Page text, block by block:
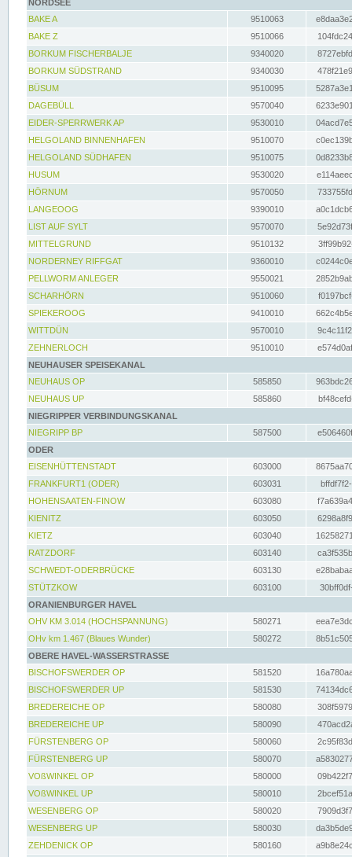
NORDSEE
BAKE A
9510063
BAKE Z
9510066
BORKUM FISCHERBALJE
9340020
BORKUM SÜDSTRAND
9340030
BÜSUM
9510095
DAGEBÜLL
9570040
EIDER-SPERRWERK AP
9530010
HELGOLAND BINNENHAFEN
9510070
HELGOLAND SÜDHAFEN
9510075
HUSUM
9530020
HÖRNUM
9570050
LANGEOOG
9390010
LIST AUF SYLT
9570070
MITTELGRUND
9510132
NORDERNEY RIFFGAT
9360010
PELLWORM ANLEGER
9550021
SCHARHÖRN
9510060
SPIEKEROOG
9410010
WITTDÜN
9570010
ZEHNERLOCH
9510010
NEUHAUSER SPEISEKANAL
NEUHAUS OP
585850
NEUHAUS UP
585860
NIEGRIPPER VERBINDUNGSKANAL
NIEGRIPP BP
587500
ODER
EISENHÜTTENSTADT
603000
FRANKFURT1 (ODER)
603031
HOHENSAATEN-FINOW
603080
KIENITZ
603050
KIETZ
603040
RATZDORF
603140
SCHWEDT-ODERBRÜCKE
603130
STÜTZKOW
603100
ORANIENBURGER HAVEL
OHV KM 3.014 (HOCHSPANNUNG)
580271
OHv km 1.467 (Blaues Wunder)
580272
OBERE HAVEL-WASSERSTRASSE
BISCHOFSWERDER OP
581520
BISCHOFSWERDER UP
581530
BREDEREICHE OP
580080
BREDEREICHE UP
580090
FÜRSTENBERG OP
580060
FÜRSTENBERG UP
580070
VOßWINKEL OP
580000
VOßWINKEL UP
580010
WESENBERG OP
580020
WESENBERG UP
580030
ZEHDENICK OP
580160